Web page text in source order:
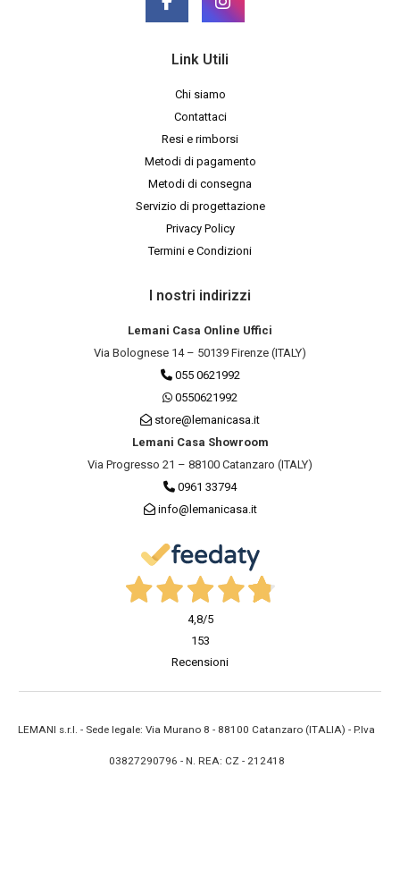
Link Utili
Chi siamo
Contattaci
Resi e rimborsi
Metodi di pagamento
Metodi di consegna
Servizio di progettazione
Privacy Policy
Termini e Condizioni
I nostri indirizzi
Lemani Casa Online Uffici
Via Bolognese 14 – 50139 Firenze (ITALY)
055 0621992
0550621992
store@lemanicasa.it
Lemani Casa Showroom
Via Progresso 21 – 88100 Catanzaro (ITALY)
0961 33794
info@lemanicasa.it
4,8/5
153
Recensioni
LEMANI s.r.l. - Sede legale: Via Murano 8 - 88100 Catanzaro (ITALIA) - P.Iva
03827290796 - N. REA: CZ - 212418